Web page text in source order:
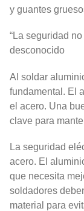
y guantes
“La seguridad
desconocido
Al soldar
fundamental. El
el acero. Una
clave para
La seguridad
acero. El
que necesita
soldadores
material para